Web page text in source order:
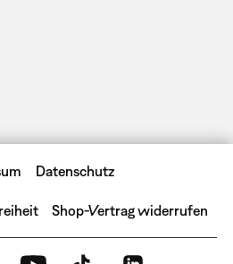
Datenschutz
Shop-Vertrag widerrufen